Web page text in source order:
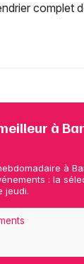
complet
à
à
: la
jeudi.